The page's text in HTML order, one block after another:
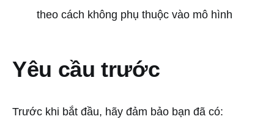
theo cách không phụ thuộc vào mô hình
Yêu cầu trước
Trước khi bắt đầu, hãy đảm bảo bạn đã có: